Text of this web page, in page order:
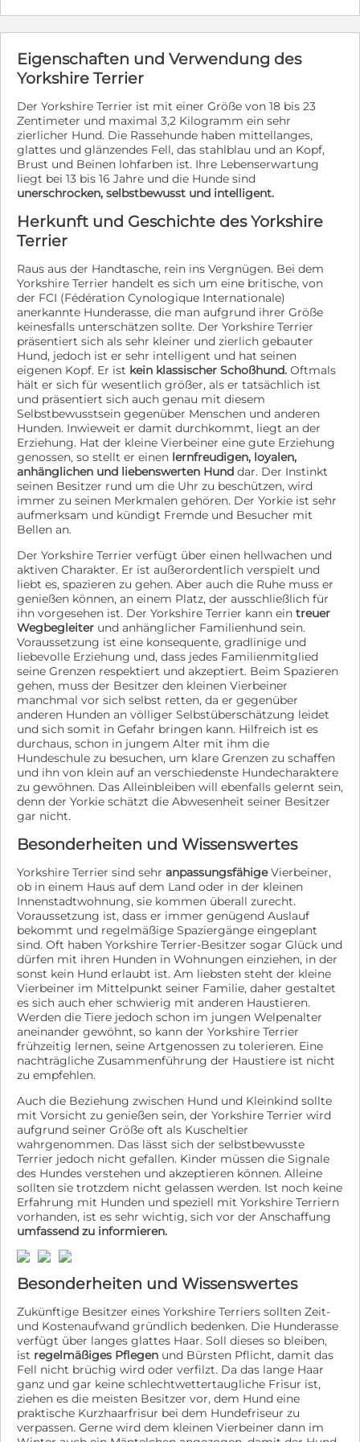
Eigenschaften und Verwendung des
Yorkshire Terrier
Der Yorkshire Terrier ist mit einer Größe von 18 bis 23
Zentimeter und maximal 3,2 Kilogramm ein sehr
zierlicher Hund. Die Rassehunde haben mittellanges,
glattes und glänzendes Fell, das stahlblau und an Kopf,
Brust und Beinen lohfarben ist. Ihre Lebenserwartung
liegt bei 13 bis 16 Jahre und die Hunde sind
unerschrocken, selbstbewusst und intelligent.
Herkunft und Geschichte des Yorkshire
Terrier
Raus aus der Handtasche, rein ins Vergnügen. Bei dem
Yorkshire Terrier handelt es sich um eine britische, von
der FCI (Fédération Cynologique Internationale)
anerkannte Hunderasse, die man aufgrund ihrer Größe
keinesfalls unterschätzen sollte. Der Yorkshire Terrier
präsentiert sich als sehr kleiner und zierlich gebauter
Hund, jedoch ist er sehr intelligent und hat seinen
eigenen Kopf. Er ist kein klassischer Schoßhund. Oftmals
hält er sich für wesentlich größer, als er tatsächlich ist
und präsentiert sich auch genau mit diesem
Selbstbewusstsein gegenüber Menschen und anderen
Hunden. Inwieweit er damit durchkommt, liegt an der
Erziehung. Hat der kleine Vierbeiner eine gute Erziehung
genossen, so stellt er einen lernfreudigen, loyalen,
anhänglichen und liebenswerten Hund dar. Der Instinkt
seinen Besitzer rund um die Uhr zu beschützen, wird
immer zu seinen Merkmalen gehören. Der Yorkie ist sehr
aufmerksam und kündigt Fremde und Besucher mit
Bellen an.
Der Yorkshire Terrier verfügt über einen hellwachen und
aktiven Charakter. Er ist außerordentlich verspielt und
liebt es, spazieren zu gehen. Aber auch die Ruhe muss er
genießen können, an einem Platz, der ausschließlich für
ihn vorgesehen ist. Der Yorkshire Terrier kann ein treuer
Wegbegleiter und anhänglicher Familienhund sein.
Voraussetzung ist eine konsequente, gradlinige und
liebevolle Erziehung und, dass jedes Familienmitglied
seine Grenzen respektiert und akzeptiert. Beim Spazieren
gehen, muss der Besitzer den kleinen Vierbeiner
manchmal vor sich selbst retten, da er gegenüber
anderen Hunden an völliger Selbstüberschätzung leidet
und sich somit in Gefahr bringen kann. Hilfreich ist es
durchaus, schon in jungem Alter mit ihm die
Hundeschule zu besuchen, um klare Grenzen zu schaffen
und ihn von klein auf an verschiedenste Hundecharaktere
zu gewöhnen. Das Alleinbleiben will ebenfalls gelernt sein,
denn der Yorkie schätzt die Abwesenheit seiner Besitzer
gar nicht.
Besonderheiten und Wissenswertes
Yorkshire Terrier sind sehr anpassungsfähigeVierbeiner,
ob in einem Haus auf dem Land oder in der kleinen
Innenstadtwohnung, sie kommen überall zurecht.
Voraussetzung ist, dass er immer genügend Auslauf
bekommt und regelmäßige Spaziergänge eingeplant
sind. Oft haben Yorkshire Terrier-Besitzer sogar Glück und
dürfen mit ihren Hunden in Wohnungen einziehen, in der
sonst kein Hund erlaubt ist. Am liebsten steht der kleine
Vierbeiner im Mittelpunkt seiner Familie, daher gestaltet
es sich auch eher schwierig mit anderen Haustieren.
Werden die Tiere jedoch schon im jungen Welpenalter
aneinander gewöhnt, so kann der Yorkshire Terrier
frühzeitig lernen, seine Artgenossen zu tolerieren. Eine
nachträgliche Zusammenführung der Haustiere ist nicht
zu empfehlen.
Auch die Beziehung zwischen Hund und Kleinkind sollte
mit Vorsicht zu genießen sein, der Yorkshire Terrier wird
aufgrund seiner Größe oft als Kuscheltier
wahrgenommen. Das lässt sich der selbstbewusste
Terrier jedoch nicht gefallen. Kinder müssen die Signale
des Hundes verstehen und akzeptieren können. Alleine
sollten sie trotzdem nicht gelassen werden. Ist noch keine
Erfahrung mit Hunden und speziell mit Yorkshire Terriern
vorhanden, ist es sehr wichtig, sich vor der Anschaffung
umfassend zu informieren.
Besonderheiten und Wissenswertes
Zukünftige Besitzer eines Yorkshire Terriers sollten Zeit-
und Kostenaufwand gründlich bedenken. Die Hunderasse
verfügt über langes glattes Haar. Soll dieses so bleiben,
ist regelmäßiges Pflegen und Bürsten Pflicht, damit das
Fell nicht brüchig wird oder verfilzt. Da das lange Haar
ganz und gar keine schlechtwettertaugliche Frisur ist,
ziehen es die meisten Besitzer vor, dem Hund eine
praktische Kurzhaarfrisur bei dem Hundefriseur zu
verpassen. Gerne wird dem kleinen Vierbeiner dann im